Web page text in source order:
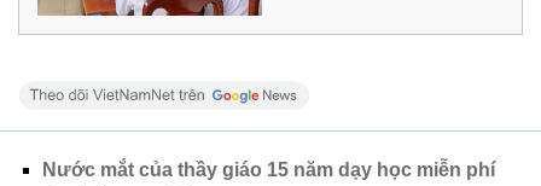
Nước mắt của thầy giáo 15 năm dạy học miễn phí